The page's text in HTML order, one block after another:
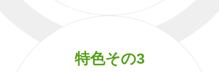
特色その3